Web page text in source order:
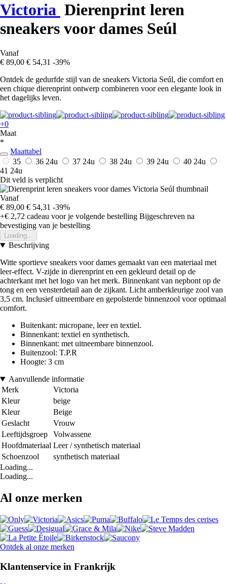
Victoria Dierenprint leren
sneakers voor dames Seúl
Vanaf
€ 89,00 € 54,31 -39%
Ontdek de gedurfde stijl van de sneakers Victoria Seúl, die comfort en
een chique dierenprint ontwerp combineren voor een elegante look in
het dagelijks leven.
+0
Maat
*
Maattabel
35
36 24u 37 24u 38 24u 39 24u 40 24u
41 24u
Dit veld is verplicht
Vanaf
€ 89,00 € 54,31 -39%
+€ 2,72 cadeau voor je volgende bestelling Bijgeschreven na
bevestiging van je bestelling
Loading...
Beschrijving
Witte sportieve sneakers voor dames gemaakt van een materiaal met
leer-effect. V-zijde in dierenprint en een gekleurd detail op de
achterkant met het logo van het merk. Binnenkant van nepbont op de
tong en een vensterdetail aan de zijkant. Licht amberkleurige zool van
3,5 cm. Inclusief uitneembare en gepolsterde binnenzool voor optimaal
comfort.
Buitenkant: micropane, leer en textiel.
Binnenkant: textiel en synthetisch.
Binnenkant: met uitneembare binnenzool.
Buitenzool: T.P.R
Hoogte: 3 cm
Aanvullende informatie
Merk
Victoria
Kleur
beige
Kleur
Beige
Geslacht
Vrouw
Leeftijdsgroep
Volwassene
Hoofdmateriaal Leer / synthetisch materiaal
Schoenzool
synthetisch materiaal
Loading...
Loading...
Al onze merken
Ontdek al onze merken
Klantenservice in Frankrijk